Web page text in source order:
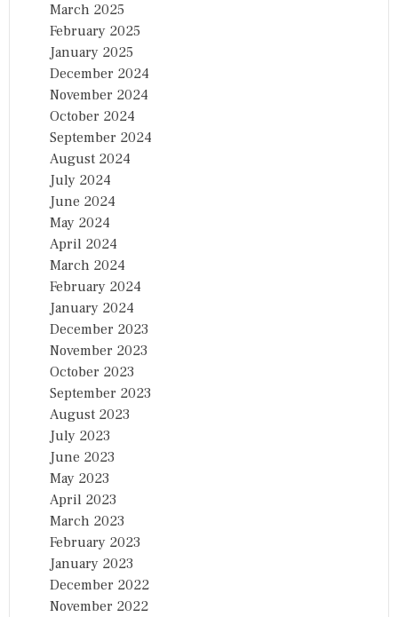
March 2025
February 2025
January 2025
December 2024
November 2024
October 2024
September 2024
August 2024
July 2024
June 2024
May 2024
April 2024
March 2024
February 2024
January 2024
December 2023
November 2023
October 2023
September 2023
August 2023
July 2023
June 2023
May 2023
April 2023
March 2023
February 2023
January 2023
December 2022
November 2022